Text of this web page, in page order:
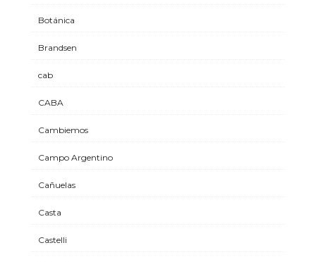
Botánica
Brandsen
cab
CABA
Cambiemos
Campo Argentino
Cañuelas
Casta
Castelli